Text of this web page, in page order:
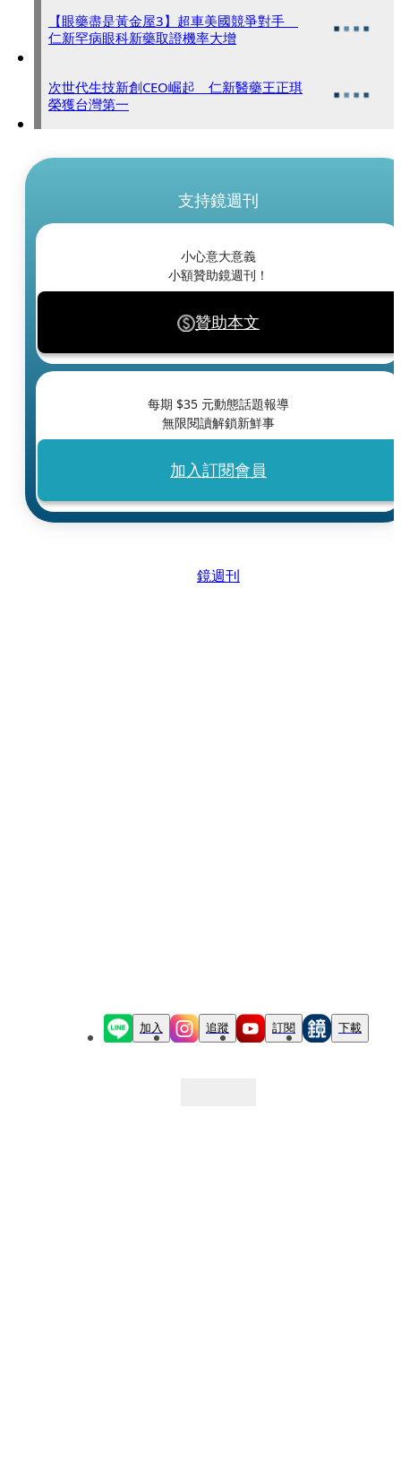
【眼藥盡是黃金屋3】超車美國競爭對手
仁新罕病眼科新藥取證機率大增
次世代生技新創CEO崛起 仁新醫藥王正琪
榮獲台灣第一
支持鏡週刊
小心意大意義
小額贊助鏡週刊！
贊助本文
每期 $35 元動態話題報導
無限閱讀解鎖新鮮事
加入訂閱會員
鏡週刊
加入 追蹤 訂閱 下載